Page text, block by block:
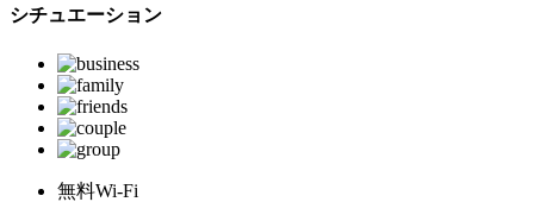
シチュエーション
無料Wi-Fi